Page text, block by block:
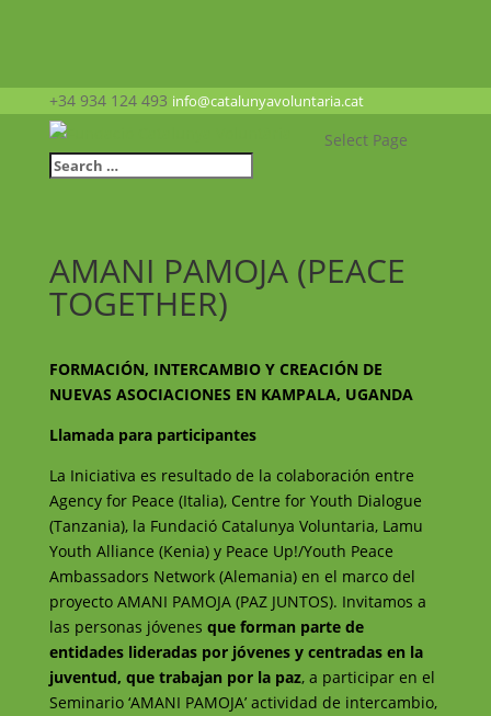
+34 934 124 493 info@catalunyavoluntaria.cat
Select Page
AMANI PAMOJA (PEACE
TOGETHER)
FORMACIÓN, INTERCAMBIO Y CREACIÓN DE
NUEVAS ASOCIACIONES EN KAMPALA, UGANDA
Llamada para participantes
La Iniciativa es resultado de la colaboración entre
Agency for Peace (Italia), Centre for Youth Dialogue
(Tanzania), la Fundació Catalunya Voluntaria, Lamu
Youth Alliance (Kenia) y Peace Up!/Youth Peace
Ambassadors Network (Alemania) en el marco del
proyecto AMANI PAMOJA (PAZ JUNTOS). Invitamos a
las personas jóvenes que forman parte de
entidades lideradas por jóvenes y centradas en la
juventud, que trabajan por la paz, a participar en el
Seminario ‘AMANI PAMOJA’ actividad de intercambio,